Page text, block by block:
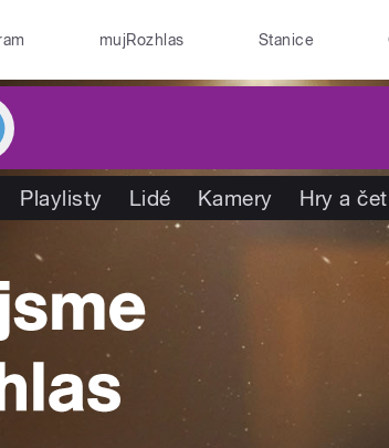
mujRozhlas Stanice
Playlisty Lidé Kamery Hry a